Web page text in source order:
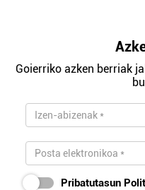
Goierriko azken berriak
Pribatutasun